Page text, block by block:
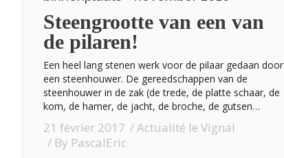
Steengrootte van een van
de pilaren!
Een heel lang stenen werk voor de pilaar gedaan door
een steenhouwer. De gereedschappen van de
steenhouwer in de zak (de trede, de platte schaar, de
kom, de hamer, de jacht, de broche, de gutsen…
21 février 2017
Actualité le Vignal
By PascalEric